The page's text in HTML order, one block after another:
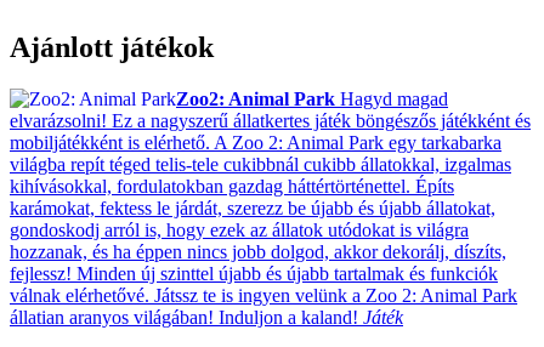
Ajánlott játékok
Zoo2: Animal Park Hagyd magad
elvarázsolni! Ez a nagyszerű állatkertes játék böngészős játékként és
mobiljátékként is elérhető. A Zoo 2: Animal Park egy tarkabarka
világba repít téged telis-tele cukibbnál cukibb állatokkal, izgalmas
kihívásokkal, fordulatokban gazdag háttértörténettel. Építs
karámokat, fektess le járdát, szerezz be újabb és újabb állatokat,
gondoskodj arról is, hogy ezek az állatok utódokat is világra
hozzanak, és ha éppen nincs jobb dolgod, akkor dekorálj, díszíts,
fejlessz! Minden új szinttel újabb és újabb tartalmak és funkciók
válnak elérhetővé. Játssz te is ingyen velünk a Zoo 2: Animal Park
állatian aranyos világában! Induljon a kaland! Játék